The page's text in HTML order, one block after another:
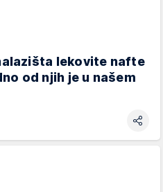
lekovite nafte
od njih je u našem